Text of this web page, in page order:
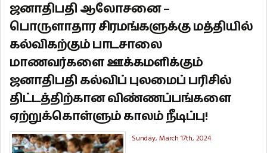
ஜனாதிபதி ஆலோசனை –
பொருளாதார சிரமங்களுக்கு மத்தியில்
கல்விகற்கும் பாடசாலை
மாணவர்களை ஊக்கமளிக்கும்
ஜனாதிபதி கல்விப் புலமைப் பரிசில்
திட்டத்திற்கான விண்ணப்பங்களை
ஏற்றுக்கொள்ளும் காலம் நீடிப்பு!
Sunday, March 17th, 2024